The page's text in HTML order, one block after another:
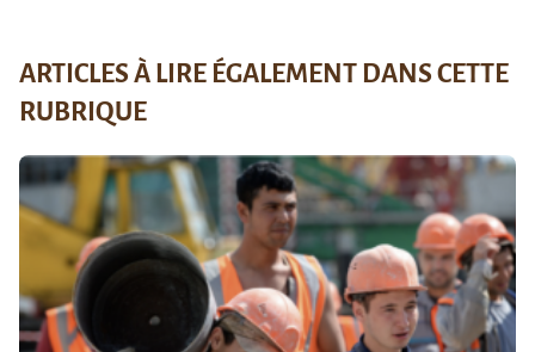
ARTICLES À LIRE ÉGALEMENT DANS CETTE
RUBRIQUE